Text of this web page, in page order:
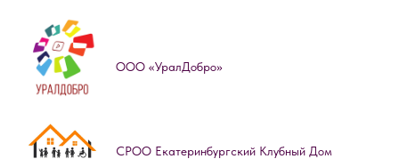
ООО «УралДобро»
СРОО Екатеринбургский Клубный Дом